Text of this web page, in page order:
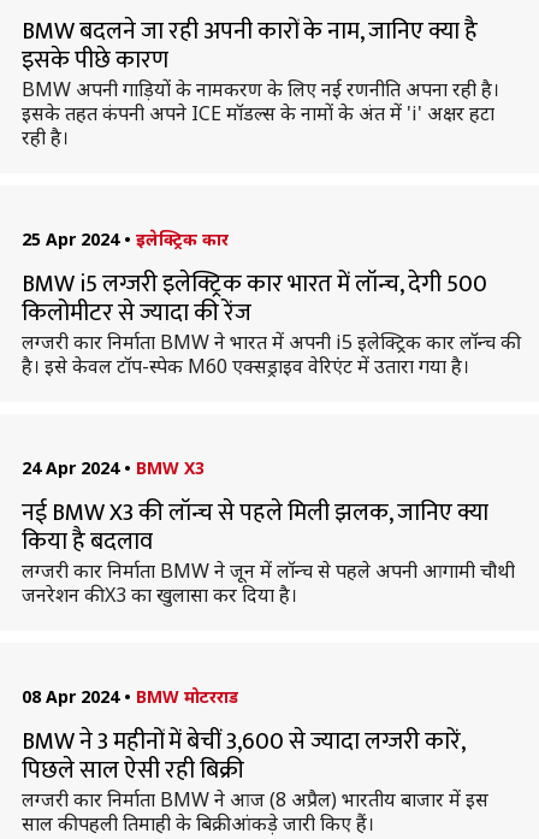
BMW बदलने जा रही अपनी कारों के नाम, जानिए क्या है
इसके पीछे कारण
BMW अपनी गाड़ियों के नामकरण के लिए नई रणनीति अपना रही है।
इसके तहत कंपनी अपने ICE मॉडल्स के नामों के अंत में 'i' अक्षर हटा
रही है।
25 Apr 2024 • इलेक्ट्रिक कार
BMW i5 लग्जरी इलेक्ट्रिक कार भारत में लॉन्च, देगी 500
किलोमीटर से ज्यादा की रेंज
लग्जरी कार निर्माता BMW ने भारत में अपनी i5 इलेक्ट्रिक कार लॉन्च की
है। इसे केवल टॉप-स्पेक M60 एक्सड्राइव वेरिएंट में उतारा गया है।
24 Apr 2024 • BMW X3
नई BMW X3 की लॉन्च से पहले मिली झलक, जानिए क्या
किया है बदलाव
लग्जरी कार निर्माता BMW ने जून में लॉन्च से पहले अपनी आगामी चौथी
जनरेशन की X3 का खुलासा कर दिया है।
08 Apr 2024 • BMW मोटरराड
BMW ने 3 महीनों में बेचीं 3,600 से ज्यादा लग्जरी कारें,
पिछले साल ऐसी रही बिक्री
लग्जरी कार निर्माता BMW ने आज (8 अप्रैल) भारतीय बाजार में इस
साल की पहली तिमाही के बिक्री आंकड़े जारी किए हैं।